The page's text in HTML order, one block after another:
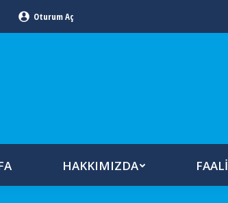
Oturum Aç
HAKKIMIZDA